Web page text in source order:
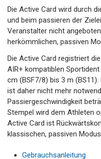
Die Active Card wird durch
und beim passieren der
Veranstalter nicht
herkömmlichen, passiven
Die Active Card registriert
AIR+ kompatiblen
cm (BSF7/8) bis 3 m
ist daher nicht mehr
Passiergeschwindigkeit
Stempel wird dem Athleten
Active Card ist
klassischen, passiven
Gebrauchsanleitung